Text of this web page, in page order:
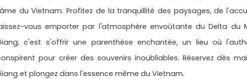
du Vietnam. Profitez de la tranquillité des paysages, de
vous emporter par l'atmosphère envoûtante du Delta du
c'est s'offrir une parenthèse enchantée, un lieu où
pour créer des souvenirs inoubliables. Réservez dès
et plongez dans l'essence même du Vietnam.